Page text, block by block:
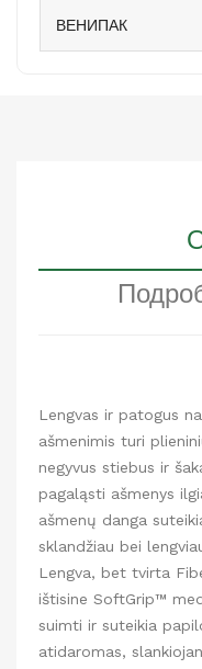
ВЕНИПАК
Lengvas ir patogus
ašmenimis turi
negyvus stiebus ir
pagaląsti ašmenys
ašmenų danga
sklandžiau bei
Lengva, bet tvirta
ištisine SoftGrip™
suimti ir suteikia
atidaromas,